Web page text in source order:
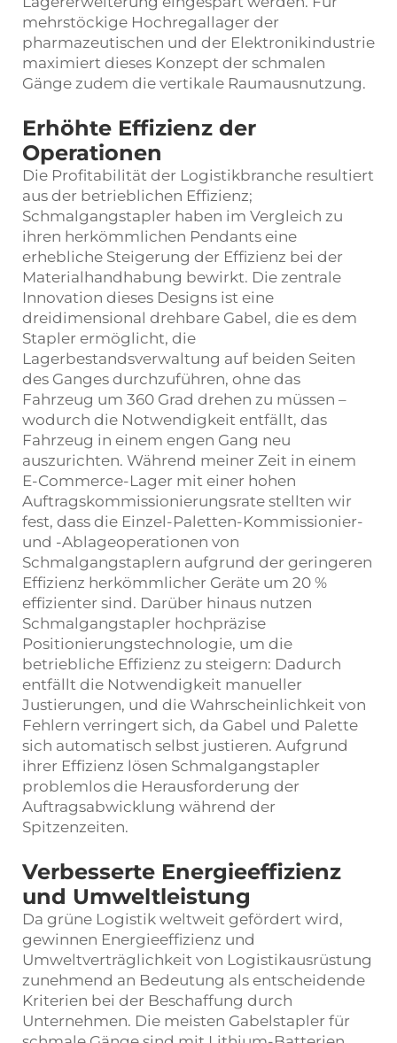
mehrstöckige Hochregallager der
pharmazeutischen und der Elektronikindustrie
maximiert dieses Konzept der schmalen
Gänge zudem die vertikale Raumausnutzung.
Erhöhte Effizienz der
Operationen
Die Profitabilität der Logistikbranche resultiert
aus der betrieblichen Effizienz;
Schmalgangstapler haben im Vergleich zu
ihren herkömmlichen Pendants eine
erhebliche Steigerung der Effizienz bei der
Materialhandhabung bewirkt. Die zentrale
Innovation dieses Designs ist eine
dreidimensional drehbare Gabel, die es dem
Stapler ermöglicht, die
Lagerbestandsverwaltung auf beiden Seiten
des Ganges durchzuführen, ohne das
Fahrzeug um 360 Grad drehen zu müssen –
wodurch die Notwendigkeit entfällt, das
Fahrzeug in einem engen Gang neu
auszurichten. Während meiner Zeit in einem
E-Commerce-Lager mit einer hohen
Auftragskommissionierungsrate stellten wir
fest, dass die Einzel-Paletten-Kommissionier-
und -Ablageoperationen von
Schmalgangstaplern aufgrund der geringeren
Effizienz herkömmlicher Geräte um 20 %
effizienter sind. Darüber hinaus nutzen
Schmalgangstapler hochpräzise
Positionierungstechnologie, um die
betriebliche Effizienz zu steigern: Dadurch
entfällt die Notwendigkeit manueller
Justierungen, und die Wahrscheinlichkeit von
Fehlern verringert sich, da Gabel und Palette
sich automatisch selbst justieren. Aufgrund
ihrer Effizienz lösen Schmalgangstapler
problemlos die Herausforderung der
Auftragsabwicklung während der
Spitzenzeiten.
Verbesserte Energieeffizienz
und Umweltleistung
Da grüne Logistik weltweit gefördert wird,
gewinnen Energieeffizienz und
Umweltverträglichkeit von Logistikausrüstung
zunehmend an Bedeutung als entscheidende
Kriterien bei der Beschaffung durch
Unternehmen. Die meisten Gabelstapler für